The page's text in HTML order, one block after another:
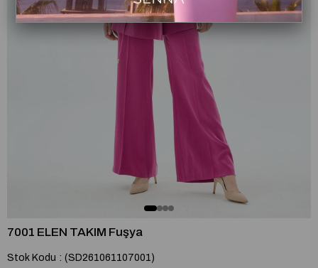
7001 ELEN TAKIM Fuşya
Stok Kodu (SD261061107001)